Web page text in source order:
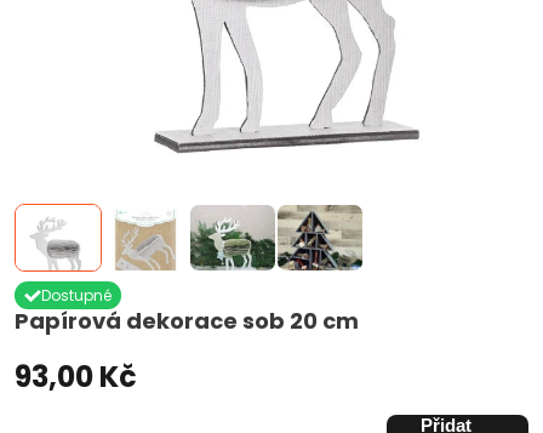
Papírová dekorace sob 20 cm
Dostupné
93,00 Kč
Přidat